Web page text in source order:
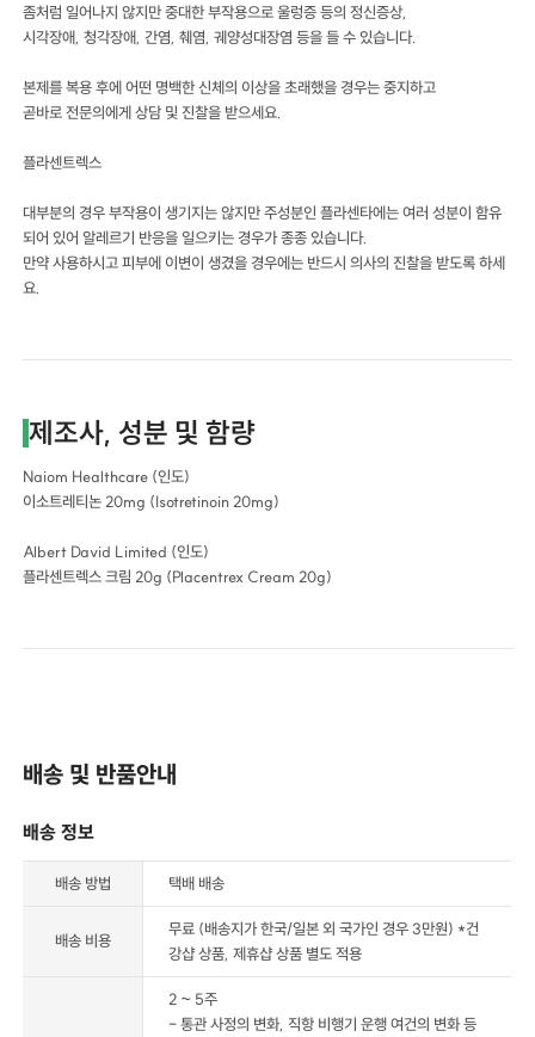
좀처럼 일어나지 않지만 중대한 부작용으로 울렁증 등의 정신증상,
시각장애, 청각장애, 간염, 췌염, 궤양성대장염 등을 들 수 있습니다.
본제를 복용 후에 어떤 명백한 신체의 이상을 초래했을 경우는 중지하고
곧바로 전문의에게 상담 및 진찰을 받으세요.
플라센트렉스
대부분의 경우 부작용이 생기지는 않지만 주성분인 플라센타에는 여러 성분이 함유
되어 있어 알레르기 반응을 일으키는 경우가 종종 있습니다.
만약 사용하시고 피부에 이변이 생겼을 경우에는 반드시 의사의 진찰을 받도록 하세
요.
제조사, 성분 및 함량
Naiom Healthcare (인도)
이소트레티논 20mg (Isotretinoin 20mg)
Albert David Limited (인도)
플라센트렉스 크림 20g (Placentrex Cream 20g)
배송 및 반품안내
배송 정보
배송 방법 택배 배송
배송 비용
무료 (배송지가 한국/일본 외 국가인 경우 3만원) *건
강샵 상품, 제휴샵 상품 별도 적용
2 ~ 5주
- 통관 사정의 변화, 직항 비행기 운행 여건의 변화 등